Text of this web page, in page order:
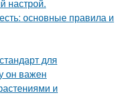
настрой.
основные правила и
для
он важен
и